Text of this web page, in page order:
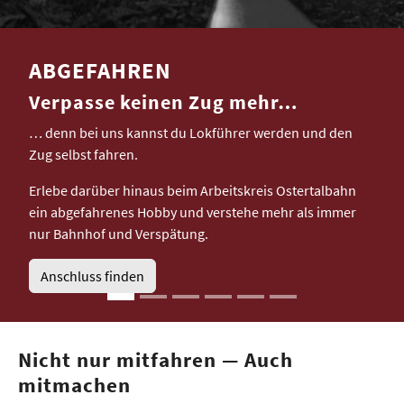
ABGEFAHREN
Verpasse keinen Zug mehr…
… denn bei uns kannst du Lokführer werden und den
Zug selbst fahren.
Erlebe darüber hinaus beim Arbeitskreis Ostertalbahn
ein abgefahrenes Hobby und verstehe mehr als immer
nur Bahnhof und Verspätung.
Anschluss finden
Nicht nur mitfahren — Auch
mitmachen